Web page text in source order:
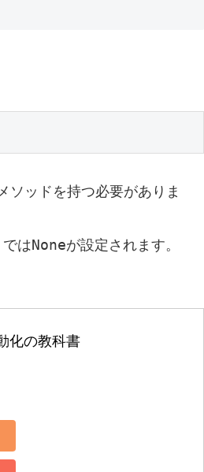
ソッドを持つ必要がありま
はNoneが設定されます。
化の教科書